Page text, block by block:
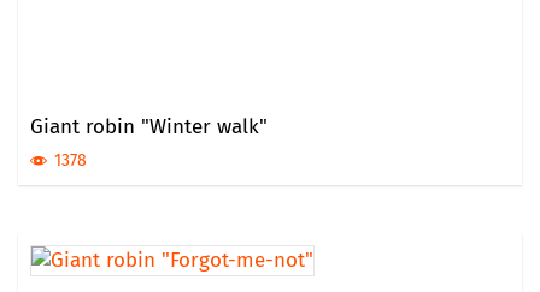
Giant robin "Winter walk"
1378